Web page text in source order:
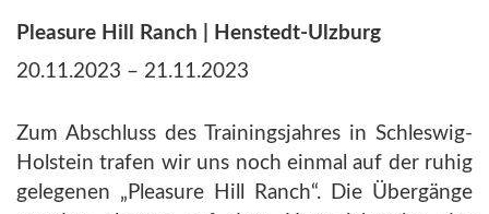
Pleasure Hill Ranch | Henstedt-Ulzburg
20.11.2023 – 21.11.2023
Zum Abschluss des Trainingsjahres in Schleswig-
Holstein trafen wir uns noch einmal auf der ruhig
gelegenen „Pleasure Hill Ranch“. Die Übergänge